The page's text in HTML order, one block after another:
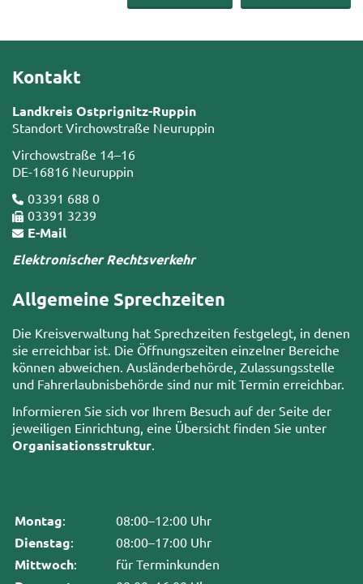
Kontakt
Landkreis Ostprignitz-Ruppin
Standort Virchowstraße Neuruppin
Virchowstraße 14–16
DE-16816 Neuruppin
03391 688 0
03391 3239
E-Mail
Elektronischer Rechtsverkehr
Allgemeine Sprechzeiten
Die Kreisverwaltung hat Sprechzeiten festgelegt, in denen
sie erreichbar ist. Die Öffnungszeiten einzelner Bereiche
können abweichen. Ausländerbehörde, Zulassungsstelle
und Fahrerlaubnisbehörde sind nur mit Termin erreichbar.
Informieren Sie sich vor Ihrem Besuch auf der Seite der
jeweiligen Einrichtung, eine Übersicht finden Sie unter
Organisationsstruktur
Montag: 08:00–12:00 Uhr
Dienstag: 08:00–17:00 Uhr
Mittwoch: für Terminkunden